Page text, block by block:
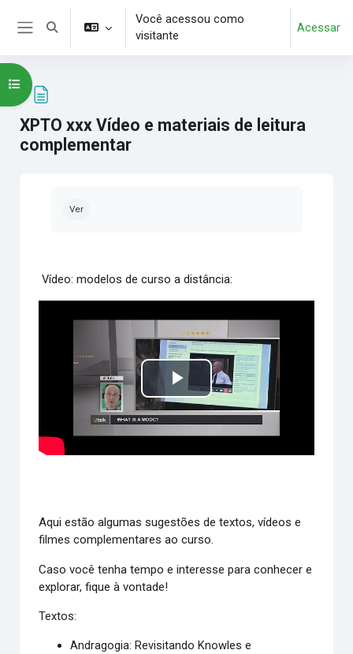
Ir para o conteúdo principal
Alternar entrada de pesquisa
Você acessou como
visitante
Acessar
XPTO xxx Vídeo e materiais de leitura
complementar
Abrir índice do curso
Ver
Vídeo: modelos de curso a distância:
Tocar
Vídeo
Aqui estão algumas sugestões de textos, vídeos e
filmes complementares ao curso.
Caso você tenha tempo e interesse para conhecer e
explorar, fique à vontade!
Textos:
Andragogia: Revisitando Knowles e